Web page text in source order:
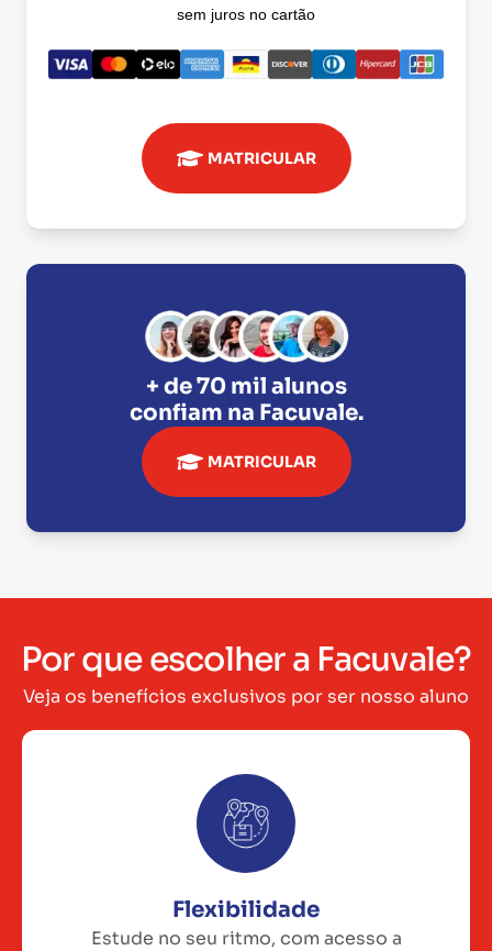
sem juros no cartão
MATRICULAR
+ de 70 mil alunos
confiam na Facuvale.
MATRICULAR
Por que escolher a Facuvale?
Veja os benefícios exclusivos por ser nosso aluno
Flexibilidade
Estude no seu ritmo, com acesso a